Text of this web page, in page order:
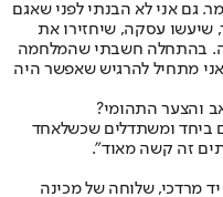
גם אני לא הבנתי לפני שאגם
שיעשו עסקה, שיחזירו את
בהתחלה חשבתי שהמלחמה
מתחיל להרגיש שאפשר היה
והצער התהומי?
ביחד ומשתדלים שכשלאחד
זה קשה מאוד".
מרדכי, שלוחה של מכינה